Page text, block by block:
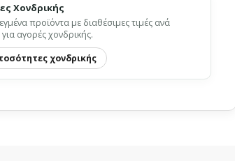
Χονδρικής
προϊόντα με διαθέσιμες τιμές ανά
αγορές χονδρικής.
χονδρικής